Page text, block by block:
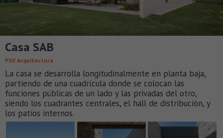
Casa SAB
PSV Arquitectura
La casa se desarrolla longitudinalmente en planta baja,
partiendo de una cuadrícula donde se colocan las
funciones públicas de un lado y las privadas del otro,
siendo los cuadrantes centrales, el hall de distribución, y
los patios internos.